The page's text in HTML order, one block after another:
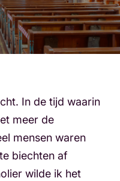
In de tijd waarin
meer de
mensen waren
biechten af
wilde ik het